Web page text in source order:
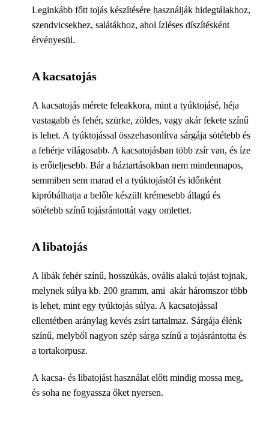
Leginkább főtt tojás készítésére használják hidegtálakhoz,
szendvicsekhez, salátákhoz, ahol ízléses díszítésként
érvényesül.
A kacsatojás
A kacsatojás mérete feleakkora, mint a tyúktojásé, héja
vastagabb és fehér, szürke, zöldes, vagy akár fekete színű
is lehet. A tyúktojással összehasonlítva sárgája sötétebb és
a fehérje világosabb. A kacsatojásban több zsír van, és íze
is erőteljesebb. Bár a háztartásokban nem mindennapos,
semmiben sem marad el a tyúktojástól és időnként
kipróbálhatja a belőle készült krémesebb állagú és
sötétebb színű tojásrántottát vagy omlettet.
A libatojás
A libák fehér színű, hosszúkás, ovális alakú tojást tojnak,
melynek súlya kb. 200 gramm, ami akár háromszor több
is lehet, mint egy tyúktojás súlya. A kacsatojással
ellentétben aránylag kevés zsírt tartalmaz. Sárgája élénk
színű, melyből nagyon szép sárga színű a tojásrántotta és
a tortakorpusz.
A kacsa- és libatojást használat előtt mindig mossa meg,
és soha ne fogyassza őket nyersen.